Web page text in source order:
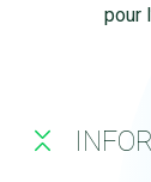
pour